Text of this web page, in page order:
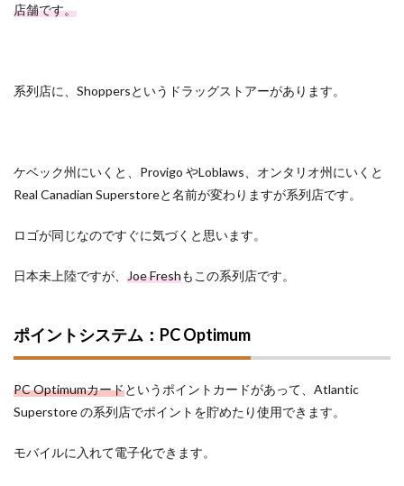
店舗です。
系列店に、Shoppersというドラッグストアーがあります。
ケベック州にいくと、Provigo やLoblaws、オンタリオ州にいくと
Real Canadian Superstoreと名前が変わりますが系列店です。
ロゴが同じなのですぐに気づくと思います。
日本未上陸ですが、 Joe Freshもこの系列店です。
ポイントシステム：PC Optimum
PC Optimumカードというポイントカードがあって、Atlantic
Superstore の系列店でポイントを貯めたり使用できます。
モバイルに入れて電子化できます。